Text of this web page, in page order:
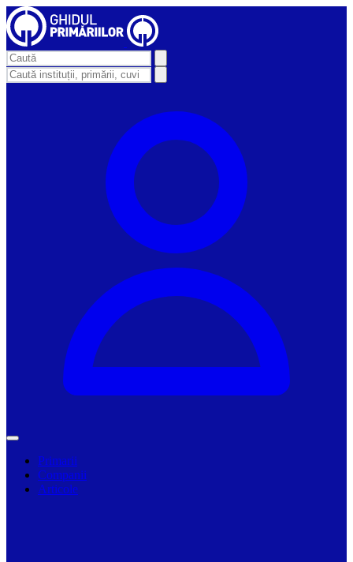
Primarii
Companii
Articole